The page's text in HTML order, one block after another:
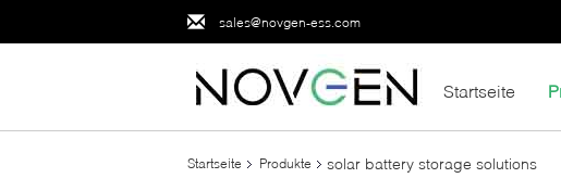
sales@novgen-ess.com
Startseite
Startseite Produkte solar battery storage solutions